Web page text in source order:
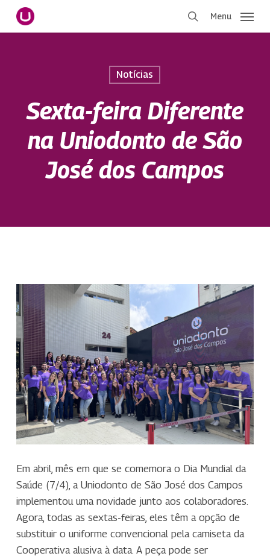
Pular
para
Menu
Notícias
Sexta-feira Diferente
na Uniodonto de São
José dos Campos
Em abril, mês em que se comemora o Dia Mundial da
Saúde (7/4), a Uniodonto de São José dos Campos
implementou uma novidade junto aos colaboradores.
Agora, todas as sextas-feiras, eles têm a opção de
substituir o uniforme convencional pela camiseta da
Cooperativa alusiva à data. A peça pode ser